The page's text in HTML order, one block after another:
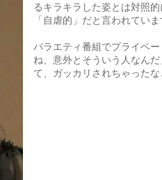
るキラキラした姿とは対照
「自虐的」だと言われていま
バラエティ番組でプライベ
ね、意外とそういう人なん
て、ガッカリされちゃった